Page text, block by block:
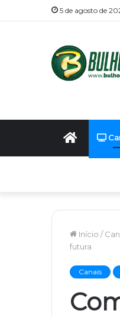
5 de agosto de
Início
Início /
futura
Canais